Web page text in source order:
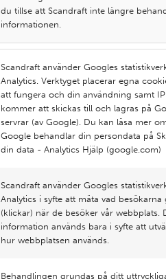
du tillse att Scandraft inte längre
informationen.
Scandraft använder Googles
Analytics. Verktyget placerar egna
att fungera och din användning samt
kommer att skickas till och lagras på
servrar (av Google). Du kan läsa mer
Google behandlar din persondata på
din data - Analytics Hjälp (google.com)
Scandraft använder Googles
Analytics i syfte att mäta vad besökarna
(klickar) när de besöker vår webbplats.
information används bara i syfte att
hur webbplatsen används.
Behandlingen grundas på ditt